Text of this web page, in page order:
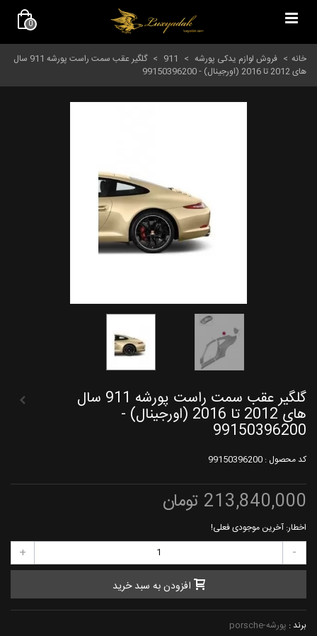
0
خانه > فروش لوازم یدکی پورشه >
911
>
گلگیر عقب سمت راست پورشه 911 سال
های 2012 تا 2016 (اورجینال) - 99150396200
گلگیر عقب سمت راست پورشه 911 سال
های 2012 تا 2016 (اورجینال) -
99150396200
کد محصول : 99150396200
213,840,000 تومان
اخطار: آخرین موجودی فعلی!
-
+
افزودن به سبد خرید
برند : پورشه-porsche